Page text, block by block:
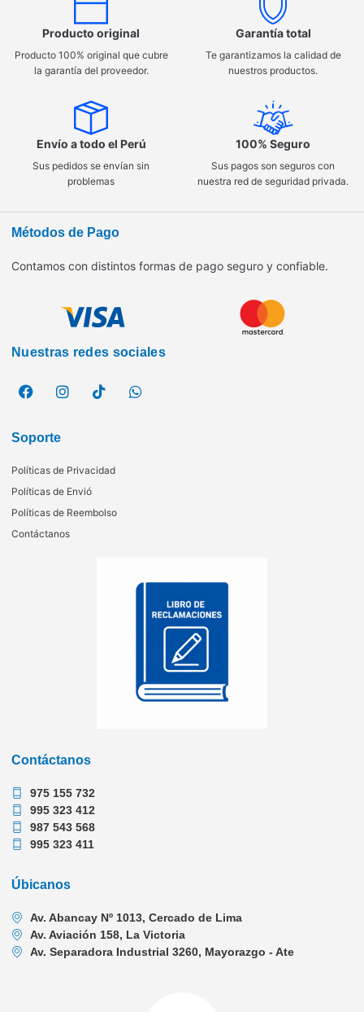
Producto original
Producto 100% original que cubre
la garantía del proveedor.
Garantía total
Te garantizamos la calidad de
nuestros productos.
Envío a todo el Perú
Sus pedidos se envían sin
problemas
100% Seguro
Sus pagos son seguros con
nuestra red de seguridad privada.
Métodos de Pago
Contamos con distintos formas de pago seguro y confiable.
Nuestras redes sociales
Soporte
Políticas de Privacidad
Políticas de Envió
Políticas de Reembolso
Contáctanos
Contáctanos
975 155 732
995 323 412
987 543 568
995 323 411
Úbicanos
Av. Abancay Nº 1013, Cercado de Lima
Av. Aviación 158, La Victoria
Av. Separadora Industrial 3260, Mayorazgo - Ate